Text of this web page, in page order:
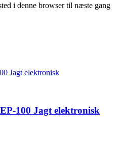
i denne browser til næste gang
100 Jagt elektronisk